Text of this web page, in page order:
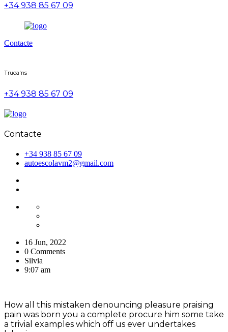
+34 938 85 67 09
Contacte
Truca'ns
+34 938 85 67 09
Contacte
+34 938 85 67 09
autoescolavm2@gmail.com
16 Jun, 2022
0 Comments
Silvia
9:07 am
How all this mistaken denouncing pleasure praising
pain was born you a complete procure him some take
a trivial examples which off us ever undertakes